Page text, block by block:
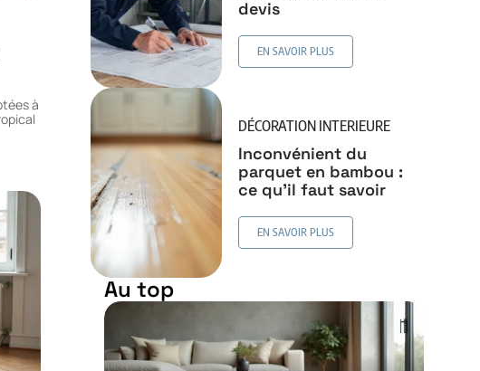
à
devis
EN SAVOIR PLUS
DÉCORATION INTERIEURE
Inconvénient du
parquet en bambou :
ce qu’il faut savoir
EN SAVOIR PLUS
Au top